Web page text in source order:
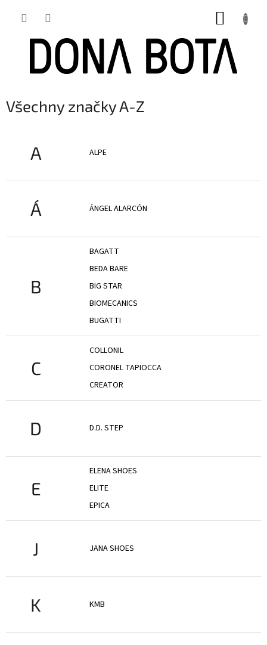
Všechny značky A-Z
A ALPE
Á ÁNGEL ALARCÓN
B
BAGATT
BEDA BARE
BIG STAR
BIOMECANICS
BUGATTI
C
COLLONIL
CORONEL TAPIOCCA
CREATOR
D D.D. STEP
E
ELENA SHOES
ELITE
EPICA
J JANA SHOES
K KMB